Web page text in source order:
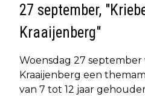
27 september,
Kraaijenberg"
Woensdag 27
Kraaijenberg een
van 7 tot 12 jaar